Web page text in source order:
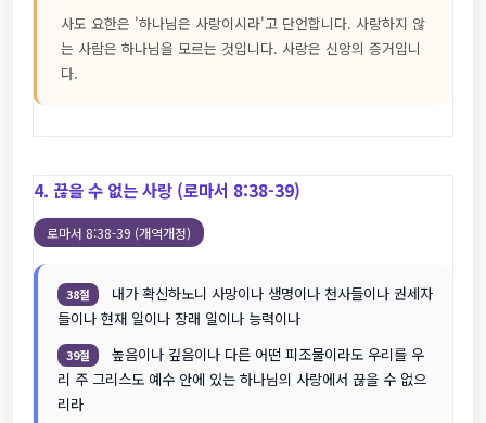
사도 요한은 '하나님은 사랑이시라'고 단언합니다. 사랑하지 않
는 사람은 하나님을 모르는 것입니다. 사랑은 신앙의 증거입니
다.
4. 끊을 수 없는 사랑 (로마서 8:38-39)
로마서 8:38-39 (개역개정)
38절
내가 확신하노니 사망이나 생명이나 천사들이나 권세자
들이나 현재 일이나 장래 일이나 능력이나
39절
높음이나 깊음이나 다른 어떤 피조물이라도 우리를 우
리 주 그리스도 예수 안에 있는 하나님의 사랑에서 끊을 수 없으
리라